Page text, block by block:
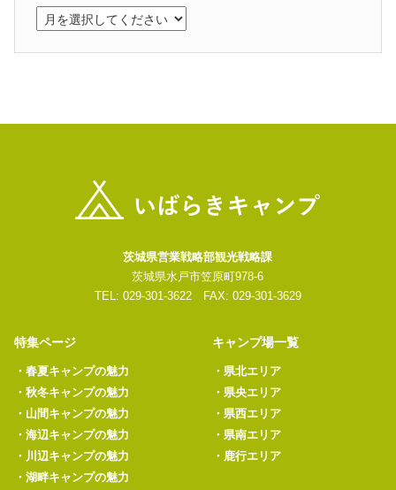
茨城県営業戦略部観光戦略課
茨城県水戸市笠原町978-6
TEL: 029-301-3622 FAX: 029-301-3629
特集ページ
・ 春夏キャンプの魅力
・ 秋冬キャンプの魅力
・ 山間キャンプの魅力
・ 海辺キャンプの魅力
・ 川辺キャンプの魅力
・ 湖畔キャンプの魅力
キャンプ場一覧
・ 県北エリア
・ 県央エリア
・ 県西エリア
・ 県南エリア
・ 鹿行エリア